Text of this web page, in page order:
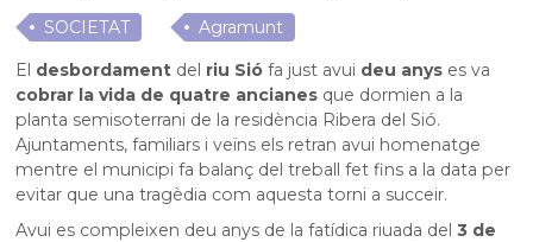
SOCIETAT
Agramunt
El desbordament del riu Sió fa just avui deu anys es va
cobrar la vida de quatre ancianes que dormien a la
planta semisoterrani de la residència Ribera del Sió.
Ajuntaments, familiars i veïns els retran avui homenatge
mentre el municipi fa balanç del treball fet fins a la data per
evitar que una tragèdia com aquesta torni a succeir.
Avui es compleixen deu anys de la fatídica riuada del3 de